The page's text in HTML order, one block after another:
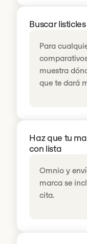
Buscar
Para
muestra
que te dará
Haz que tu
con lista
Omnio y
marca se
cita.